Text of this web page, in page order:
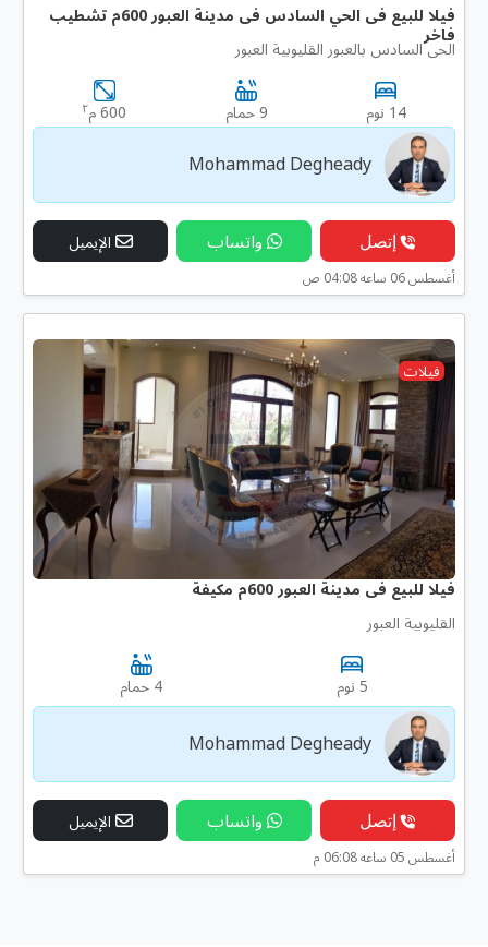
فيلا للبيع فى الحي السادس فى مدينة العبور 600م تشطيب
فاخر
الحى السادس بالعبور القليوبية العبور
14 نوم 9 حمام 600 م ٢
Mohammad Degheady
إتصل واتساب الإيميل
أغسطس 06 ساعه 04:08 ص
فيلات
فيلا للبيع فى مدينة العبور 600م مكيفة
القليوبية العبور
5 نوم 4 حمام
Mohammad Degheady
إتصل واتساب الإيميل
أغسطس 05 ساعه 06:08 م